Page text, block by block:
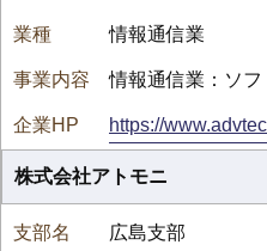
情報通信業
情報通信業：ソ
https://
株式会社アトモニ
広島支部